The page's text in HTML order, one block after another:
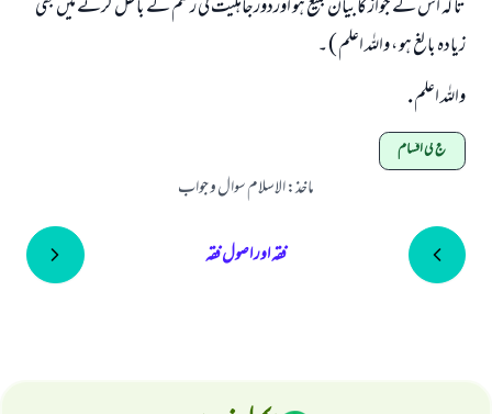
تا کہ اس کے جواز کا بیان بلیغ ہو اوردورجاہلیت کی رسم کے باطل کرنے میں بھی
زيادہ بالغ ہو ، واللہ اعلم ) ۔
واللہ اعلم .
حج کی اقسام
ماخذ:الاسلام سوال و جواب
فقہ اور اصول فقہ